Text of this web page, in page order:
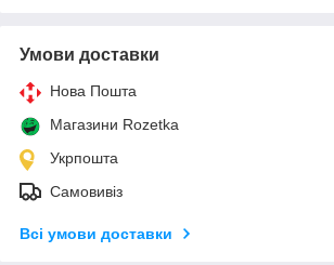
Умови доставки
Нова Пошта
Магазини Rozetka
Укрпошта
Самовивіз
Всі умови доставки